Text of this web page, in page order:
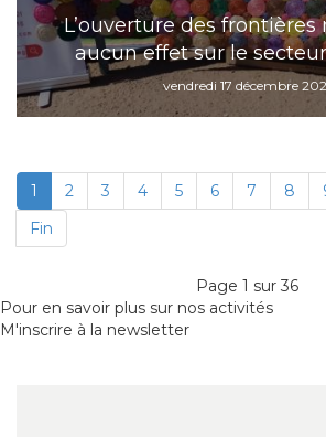
L’ouverture des frontières
aucun effet sur le
vendredi 17 décembre
1 2 3 4 5 6 7 8
Fin
Page 1 sur 36
Pour en savoir plus sur nos activités
M'inscrire à la newsletter